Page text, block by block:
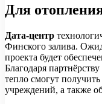
Для
Дата-центр
Финского залива.
проекта будет
Благодаря
тепло смогут получить
учреждений, а также